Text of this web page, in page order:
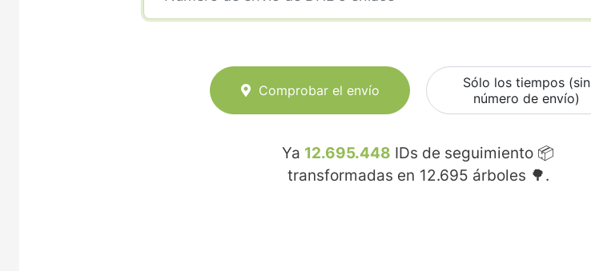
Comprobar el envío
Sólo los tiempos (sin
número de envío)
Ya 12.695.448 IDs de seguimiento 📦
transformadas en 12.695 árboles 🌳.